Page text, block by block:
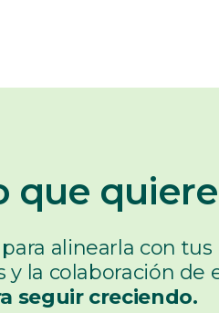
que
alinearla con tus
la colaboración de
seguir creciendo.